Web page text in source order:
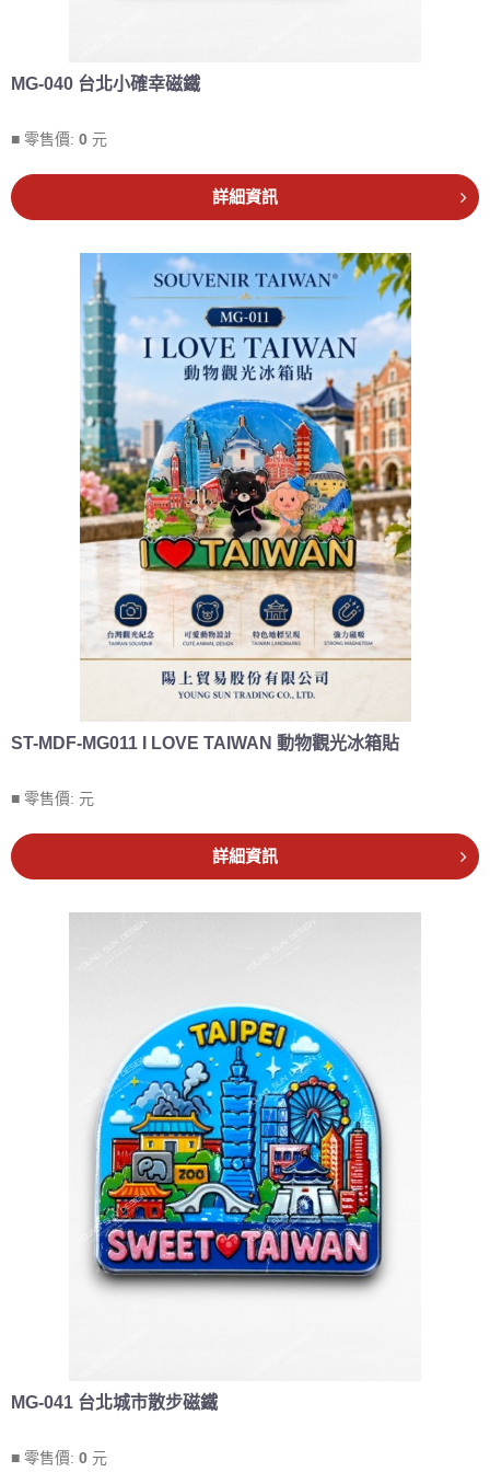
MG-040 台北小確幸磁鐵
■ 零售價: 0 元
詳細資訊
ST-MDF-MG011 I LOVE TAIWAN 動物觀光冰箱貼
■ 零售價: 元
詳細資訊
MG-041 台北城市散步磁鐵
■ 零售價: 0 元